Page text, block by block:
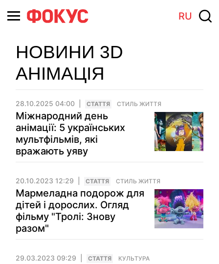
RU
НОВИНИ 3D
АНІМАЦІЯ
28.10.2025 04:00 СТАТТЯ СТИЛЬ ЖИТТЯ
Міжнародний день
анімації: 5 українських
мультфільмів, які
вражають уяву
20.10.2023 12:29 СТАТТЯ СТИЛЬ ЖИТТЯ
Мармеладна подорож для
дітей і дорослих. Огляд
фільму "Тролі: Знову
разом"
29.03.2023 09:29 СТАТТЯ КУЛЬТУРА